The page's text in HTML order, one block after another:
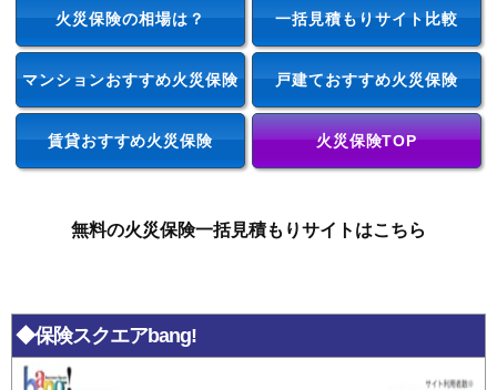
火災保険の相場は？ 一括見積もりサイト比較
マンションおすすめ火災保険 戸建ておすすめ火災保険
賃貸おすすめ火災保険 火災保険TOP
無料の火災保険一括見積もりサイトはこちら
◆保険スクエアbang!